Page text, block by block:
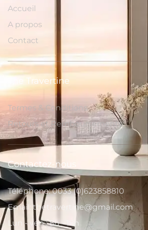
Accueil
A propos
Contact
The Travertine
Termes & Conditions
Retours et Remboursements
Contactez-nous
Téléphone: 0033 (0)623858810
Email: thetravertine@gmail.com
Lun - ven : 8h - 18h